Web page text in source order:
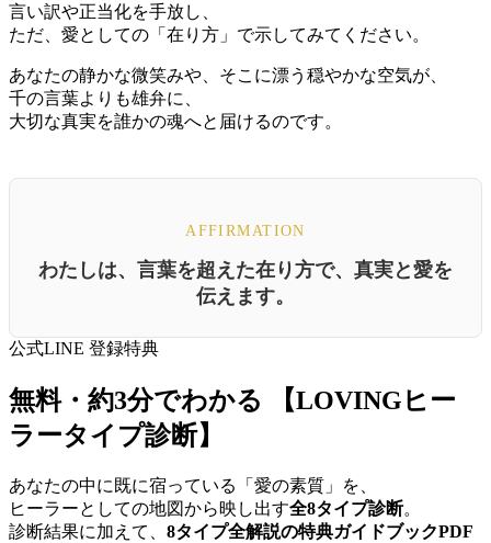
言い訳や正当化を手放し、
ただ、愛としての「在り方」で示してみてください。
あなたの静かな微笑みや、そこに漂う穏やかな空気が、
千の言葉よりも雄弁に、
大切な真実を誰かの魂へと届けるのです。
AFFIRMATION
わたしは、言葉を超えた在り方で、真実と愛を
伝えます。
公式LINE 登録特典
無料・約3分でわかる
【LOVINGヒー
ラータイプ診断】
あなたの中に既に宿っている「愛の素質」を、
ヒーラーとしての地図から映し出す全8タイプ診断。
診断結果に加えて、 8タイプ全解説の特典ガイドブックPDF